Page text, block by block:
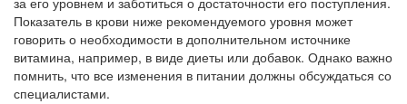
Показатель в крови ниже рекомендуемого уровня может
говорить о необходимости в дополнительном источнике
витамина, например, в виде диеты или добавок. Однако важно
помнить, что все изменения в питании должны обсуждаться со
специалистами.